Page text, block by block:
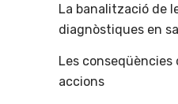
La banalització de
diagnòstiques en
Les conseqüències
accions